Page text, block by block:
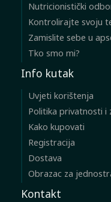
Nutricionistički
Kontrolirajte svoju
Zamislite sebe u
Tko smo mi?
Info kutak
Uvjeti korištenja
Politika privatnosti i
Kako kupovati
Registracija
Dostava
Obrazac za
Kontakt